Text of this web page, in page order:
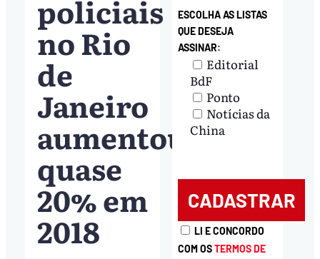
policiais
no Rio
de
Janeiro
aumentou
quase
20% em
2018
ESCOLHA AS LISTAS
QUE DESEJA
ASSINAR:
Editorial
BdF
Ponto
Notícias da
China
LI E CONCORDO
COM OSTERMOS DE